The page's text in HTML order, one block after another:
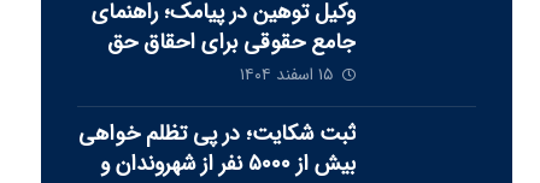
وکیل توهین در پیامک؛ راهنمای
جامع حقوقی برای احقاق حق
۱۵ اسفند ۱۴۰۴
ثبت شکایت؛ در پی تظلم خواهی
بيش از ٥٠٠٠ نفر از شهروندان و